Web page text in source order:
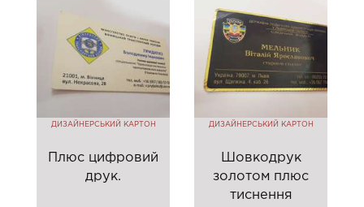
ДИЗАЙНЕРСЬКИЙ КАРТОН
Плюс цифровий
друк.
ДИЗАЙНЕРСЬКИЙ КАРТОН
Шовкодрук
золотом плюс
тиснення